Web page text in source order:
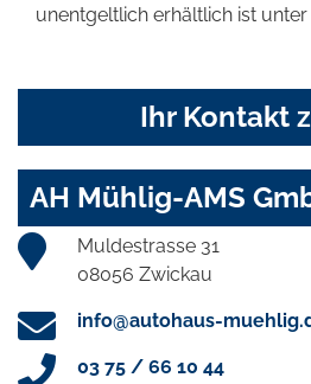
unentgeltlich erhältlich ist
Ihr Kontakt
AH Mühlig-AMS
Muldestrasse 31
08056 Zwickau
info@autohaus-
03 75 / 66 10 44